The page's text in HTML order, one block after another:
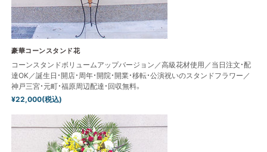
豪華コーンスタンド花
コーンスタンドボリュームアップバージョン／高級花材使用／当日注文・配
達OK／誕生日・開店・周年・開院・開業・移転・公演祝いのスタンドフラワー／
神戸三宮・元町・福原周辺配達・回収無料。
¥22,000(税込)